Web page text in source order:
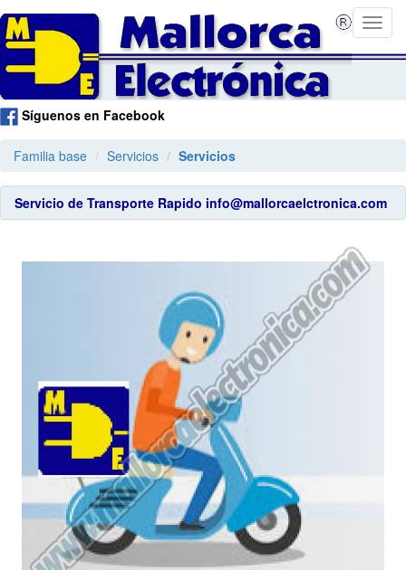
Síguenos en Facebook
Familia base Servicios Servicios
Servicio de Transporte Rapido info@mallorcaelctronica.com